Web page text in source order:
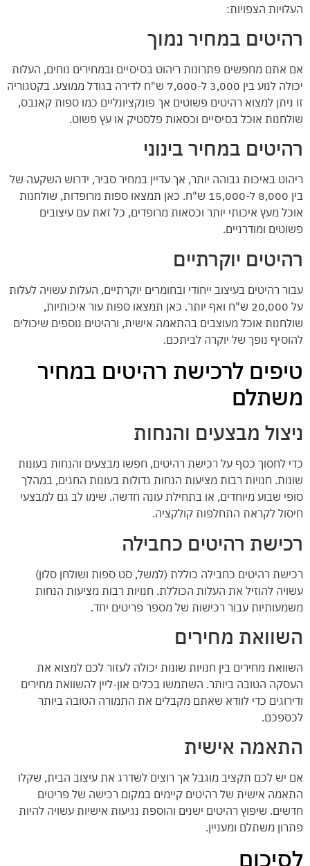
העלויות הצפויות:
רהיטים במחיר נמוך
אם אתם מחפשים פתרונות ריהוט בסיסיים ובמחירים נוחים, העלות
יכולה לנוע בין 3,000 ל-7,000 ש"ח לדירה בגודל ממוצע. בקטגוריה
זו ניתן למצוא רהיטים פשוטים אך פונקציונליים כמו ספות קאנבס,
שולחנות אוכל בסיסיים וכסאות פלסטיק או עץ פשוט.
רהיטים במחיר בינוני
ריהוט באיכות גבוהה יותר, אך עדיין במחיר סביר, ידרוש השקעה של
בין 8,000 ל-15,000 ש"ח. כאן תמצאו ספות מרופדות, שולחנות
אוכל מעץ איכותי יותר וכסאות מרופדים, כל זאת עם עיצובים
פשוטים ומודרניים.
רהיטים יוקרתיים
עבור רהיטים בעיצוב ייחודי ובחומרים יוקרתיים, העלות עשויה לעלות
על 20,000 ש"ח ואף יותר. כאן תמצאו ספות עור איכותיות,
שולחנות אוכל מעוצבים בהתאמה אישית, ורהיטים נוספים שיכולים
להוסיף נופך של יוקרה לביתכם.
טיפים לרכישת רהיטים במחיר
משתלם
ניצול מבצעים והנחות
כדי לחסוך כסף על רכישת רהיטים, חפשו מבצעים והנחות בעונות
שונות. חנויות רבות מציעות הנחות גדולות בעונות החגים, במהלך
סופי שבוע מיוחדים, או בתחילת עונה חדשה. שימו לב גם למבצעי
חיסול לקראת התחלפות קולקציה.
רכישת רהיטים כחבילה
רכישת רהיטים כחבילה כוללת (למשל, סט ספות ושולחן סלון)
עשויה להוזיל את העלות הכוללת. חנויות רבות מציעות הנחות
משמעותיות עבור רכישות של מספר פריטים יחד.
השוואת מחירים
השוואת מחירים בין חנויות שונות יכולה לעזור לכם למצוא את
העסקה הטובה ביותר. השתמשו בכלים און-ליין להשוואת מחירים
ודירוגים כדי לוודא שאתם מקבלים את התמורה הטובה ביותר
לכספכם.
התאמה אישית
אם יש לכם תקציב מוגבל אך רוצים לשדרג את עיצוב הבית, שקלו
התאמה אישית של רהיטים קיימים במקום רכישה של פריטים
חדשים. שיפוץ רהיטים ישנים והוספת נגיעות אישיות עשויה להיות
פתרון משתלם ומעניין.
לסיכום